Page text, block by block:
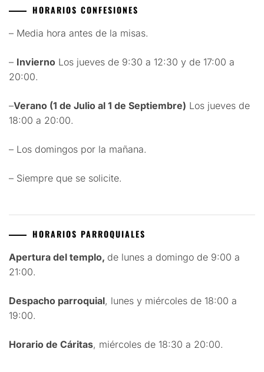
HORARIOS CONFESIONES
– Media hora antes de la misas.
– Invierno Los jueves de 9:30 a 12:30 y de 17:00 a
20:00.
–Verano (1 de Julio al 1 de Septiembre) Los jueves de
18:00 a 20:00.
– Los domingos por la mañana.
– Siempre que se solicite.
HORARIOS PARROQUIALES
Apertura del templo, de lunes a domingo de 9:00 a
21:00.
Despacho parroquial, lunes y miércoles de 18:00 a
19:00.
Horario de Cáritas, miércoles de 18:30 a 20:00.